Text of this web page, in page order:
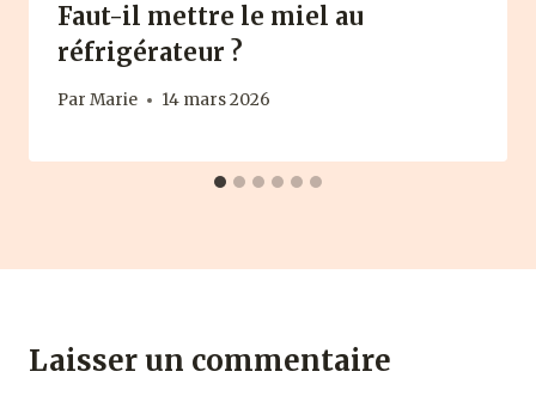
Faut-il mettre le miel au
réfrigérateur ?
Par Marie 14 mars 2026
Laisser un commentaire